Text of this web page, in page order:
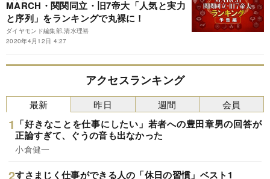
MARCH・関関同立・旧7帝大「人気と実力
と序列」をランキングで丸裸に！
ダイヤモンド編集部,清水理裕
2020年4月12日 4:27
アクセスランキング
最新
「好きなことを仕事にしたい」若者への豊田章男の回答が
正論すぎて、ぐうの音も出なかった
小倉健一
すさまじく仕事ができる人の「休日の習慣」ベスト1
昨日 週間 会員